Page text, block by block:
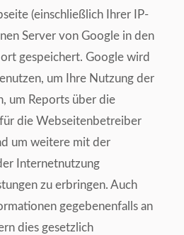
(einschließlich Ihrer IP-
Server von Google in den
gespeichert. Google wird
um Ihre Nutzung der
um Reports über die
die Webseitenbetreiber
um weitere mit der
Internetnutzung
zu erbringen. Auch
gegebenenfalls an
dies gesetzlich